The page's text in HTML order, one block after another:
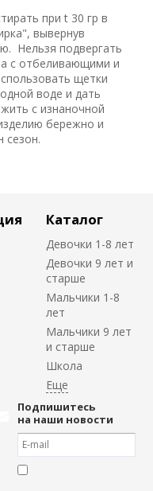
при t 30 гр в
вывернув
Нельзя подвергать
с отбеливающими и
щетки
воде и дать
с изнаночной
бережно и
сезон.
Каталог
Девочки 1-8 лет
Девочки 9 лет и
старше
Мальчики 1-8
лет
Мальчики 9 лет
и старше
Школа
Подпишитесь
на наши новости